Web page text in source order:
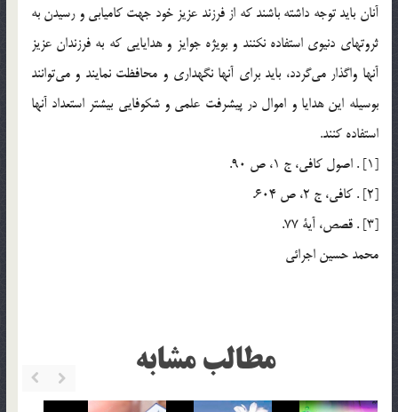
آنان بايد توجه داشته باشند كه از فرزند عزيز خود جهت كاميابي و رسيدن به
ثروتهاي دنيوي استفاده نكنند و بويژه جوايز و هدايايي كه به فرزندان عزيز
آنها واگذار مي‌گردد، بايد براي آنها نگهداري و محافظت نمايند و مي‌توانند
بوسيله اين هدايا و اموال در پيشرفت علمي و شكوفايي بيشتر استعداد آنها
استفاده كنند.
[1] . اصول كافي، ج 1، ص 90.
[2] . كافي، ج 2، ص 604.
[3] . قصص، آية 77.
محمد حسين اجرائي
مطالب مشابه